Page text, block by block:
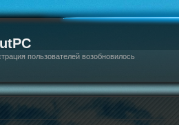
пользователей возобновилось